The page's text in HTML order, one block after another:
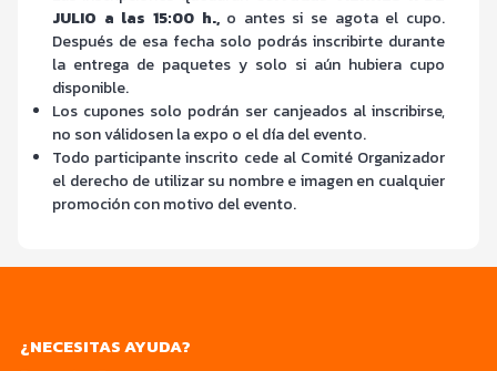
JULIO a las 15:00 h., o antes si se agota el cupo.
Después de esa fecha solo podrás inscribirte durante
la entrega de paquetes y solo si aún hubiera cupo
disponible.
Los cupones solo podrán ser canjeados al inscribirse,
no son válidosen la expo o el día del evento.
Todo participante inscrito cede al Comité Organizador
el derecho de utilizar su nombre e imagen en cualquier
promoción con motivo del evento.
¿NECESITAS AYUDA?